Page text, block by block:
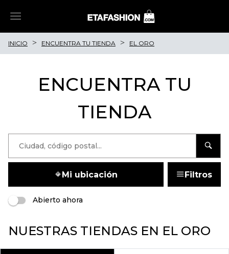
INICIO ENCUENTRA TU TIENDA EL ORO
ENCUENTRA TU
TIENDA
Mi ubicación Filtros
Abierto ahora
NUESTRAS TIENDAS EN EL ORO